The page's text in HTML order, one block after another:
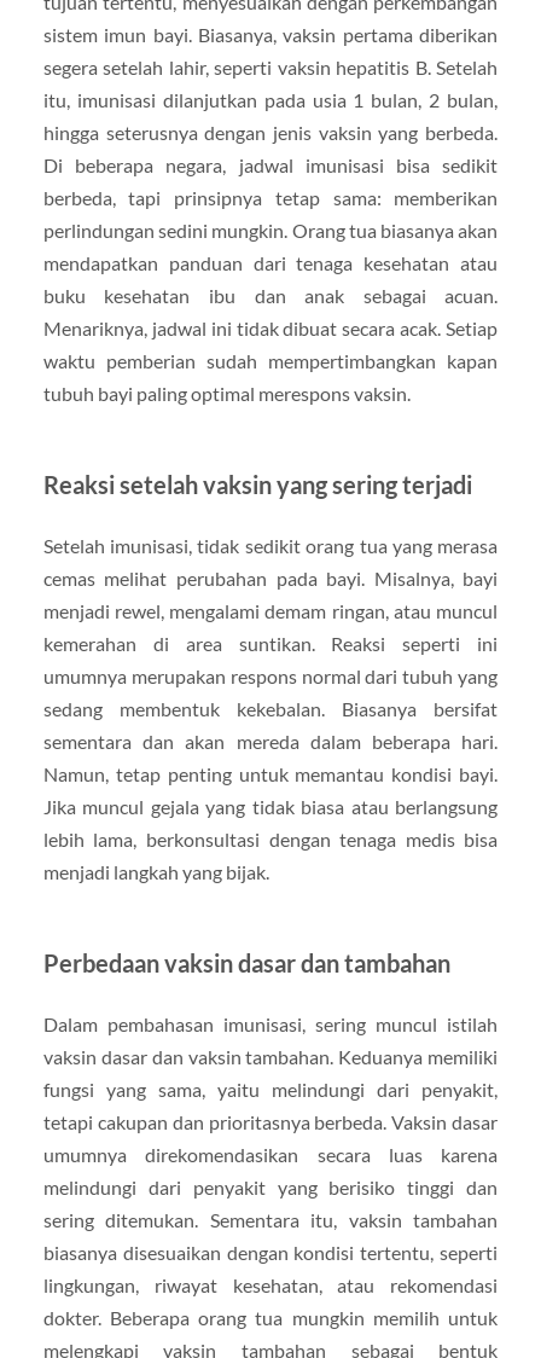
sistem imun bayi. Biasanya, vaksin pertama diberikan
segera setelah lahir, seperti vaksin hepatitis B. Setelah
itu, imunisasi dilanjutkan pada usia 1 bulan, 2 bulan,
hingga seterusnya dengan jenis vaksin yang berbeda.
Di beberapa negara, jadwal imunisasi bisa sedikit
berbeda, tapi prinsipnya tetap sama: memberikan
perlindungan sedini mungkin. Orang tua biasanya akan
mendapatkan panduan dari tenaga kesehatan atau
buku kesehatan ibu dan anak sebagai acuan.
Menariknya, jadwal ini tidak dibuat secara acak. Setiap
waktu pemberian sudah mempertimbangkan kapan
tubuh bayi paling optimal merespons vaksin.
Reaksi setelah vaksin yang sering terjadi
Setelah imunisasi, tidak sedikit orang tua yang merasa
cemas melihat perubahan pada bayi. Misalnya, bayi
menjadi rewel, mengalami demam ringan, atau muncul
kemerahan di area suntikan. Reaksi seperti ini
umumnya merupakan respons normal dari tubuh yang
sedang membentuk kekebalan. Biasanya bersifat
sementara dan akan mereda dalam beberapa hari.
Namun, tetap penting untuk memantau kondisi bayi.
Jika muncul gejala yang tidak biasa atau berlangsung
lebih lama, berkonsultasi dengan tenaga medis bisa
menjadi langkah yang bijak.
Perbedaan vaksin dasar dan tambahan
Dalam pembahasan imunisasi, sering muncul istilah
vaksin dasar dan vaksin tambahan. Keduanya memiliki
fungsi yang sama, yaitu melindungi dari penyakit,
tetapi cakupan dan prioritasnya berbeda. Vaksin dasar
umumnya direkomendasikan secara luas karena
melindungi dari penyakit yang berisiko tinggi dan
sering ditemukan. Sementara itu, vaksin tambahan
biasanya disesuaikan dengan kondisi tertentu, seperti
lingkungan, riwayat kesehatan, atau rekomendasi
dokter. Beberapa orang tua mungkin memilih untuk
melengkapi vaksin tambahan sebagai bentuk